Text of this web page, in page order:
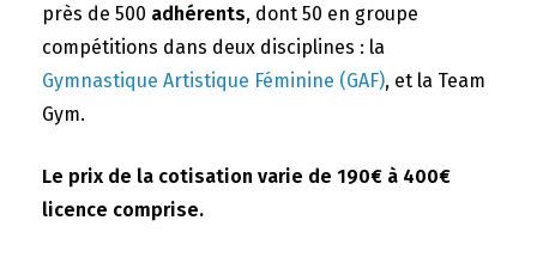
près de 500 adhérents, dont 50 en groupe
compétitions dans deux disciplines : la
Gymnastique Artistique Féminine (GAF), et la Team
Gym.
Le prix de la cotisation varie de 190€ à 400€
licence comprise.